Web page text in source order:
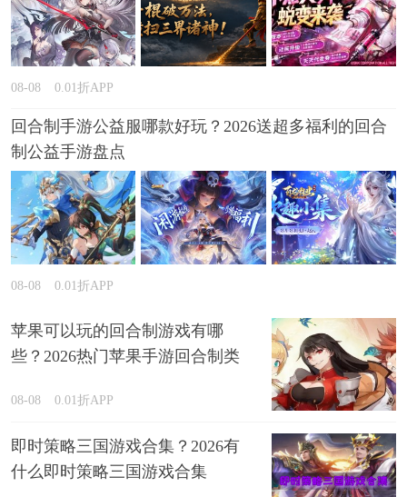
08-08 0.01折APP
回合制手游公益服哪款好玩？2026送超多福利的回合
制公益手游盘点
08-08 0.01折APP
苹果可以玩的回合制游戏有哪
些？2026热门苹果手游回合制类
08-08 0.01折APP
即时策略三国游戏合集？2026有
什么即时策略三国游戏合集